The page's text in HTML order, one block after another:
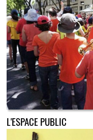
L'ESPACE PUBLIC